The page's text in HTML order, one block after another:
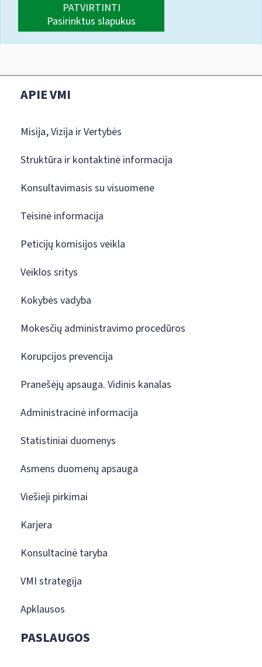
PATVIRTINTI
Pasirinktus slapukus
APIE VMI
Misija, Vizija ir Vertybės
Struktūra ir kontaktinė informacija
Konsultavimasis su visuomene
Teisinė informacija
Peticijų komisijos veikla
Veiklos sritys
Kokybės vadyba
Mokesčių administravimo procedūros
Korupcijos prevencija
Pranešėjų apsauga. Vidinis kanalas
Administracinė informacija
Statistiniai duomenys
Asmens duomenų apsauga
Viešieji pirkimai
Karjera
Konsultacinė taryba
VMI strategija
Apklausos
PASLAUGOS